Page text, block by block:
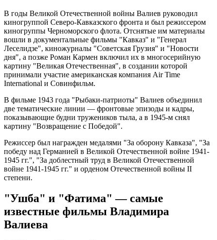
В годы Великой Отечественной войны Валиев руководил
киногруппой Северо-Кавказского фронта и был режиссером
киногруппы Черноморского флота. Отснятые им материалы
вошли в документальные фильмы "Кавказ" и "Генерал
Леселидзе", киножурналы "Советская Грузия" и "Новости
дня", а позже Роман Кармен включил их в многосерийную
картину "Великая Отечественная", в создании которой
принимали участие американская компания Air Time
International и Совинфильм.
В фильме 1943 года "Рыбаки-патриоты" Валиев объединил
две тематические линии — фронтовые эпизоды и кадры,
показывающие будни тружеников тыла, а в 1945-м снял
картину "Возвращение с Победой".
Режиссер был награжден медалями "За оборону Кавказа", "За
победу над Германией в Великой Отечественной войне 1941-
1945 гг.", "За доблестный труд в Великой Отечественной
войне 1941-1945 гг." и орденом Отечественной войны II
степени.
"Ушба" и "Фатима" — самые
известные фильмы Владимира
Валиева